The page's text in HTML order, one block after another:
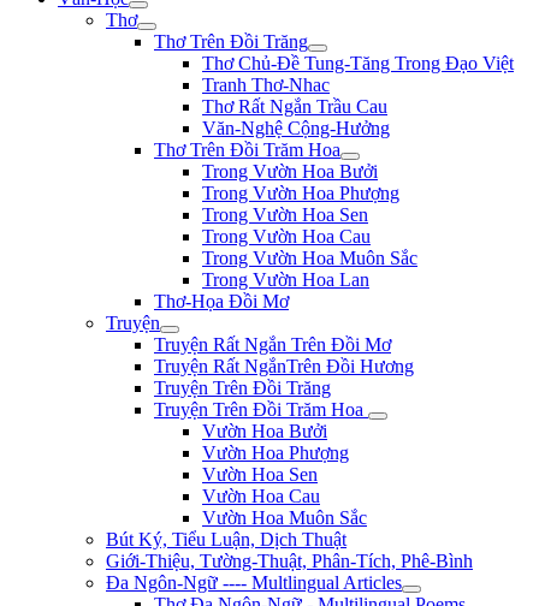
Thơ
Thơ Trên Đồi Trăng
Thơ Chủ-Đề Tung-Tăng Trong Đạo Việt
Tranh Thơ-Nhac
Thơ Rất Ngắn Trầu Cau
Văn-Nghệ Cộng-Hưởng
Thơ Trên Đồi Trăm Hoa
Trong Vườn Hoa Bưởi
Trong Vườn Hoa Phượng
Trong Vườn Hoa Sen
Trong Vườn Hoa Cau
Trong Vườn Hoa Muôn Sắc
Trong Vườn Hoa Lan
Thơ-Họa Đồi Mơ
Truyện
Truyện Rất Ngắn Trên Đồi Mơ
Truyện Rất NgắnTrên Đồi Hương
Truyện Trên Đồi Trăng
Truyện Trên Đồi Trăm Hoa
Vườn Hoa Bưởi
Vườn Hoa Phượng
Vườn Hoa Sen
Vườn Hoa Cau
Vườn Hoa Muôn Sắc
Bút Ký, Tiểu Luận, Dịch Thuật
Giới-Thiệu, Tường-Thuật, Phân-Tích, Phê-Bình
Đa Ngôn-Ngữ ---- Multlingual Articles